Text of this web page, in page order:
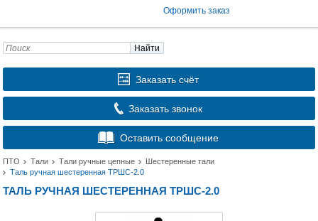
Оформить заказ
Найти
Заказать счёт
Заказать звонок
Оставить сообщение
ПТО Тали Тали ручные цепные
Шестеренные тали
Таль ручная шестеренная ТРШС-2.0
ТАЛЬ РУЧНАЯ ШЕСТЕРЕННАЯ ТРШС-2.0